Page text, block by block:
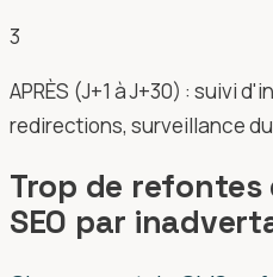
3
APRÈS (J+1 à J+30) : suivi
redirections, surveillance
Trop de
SEO par